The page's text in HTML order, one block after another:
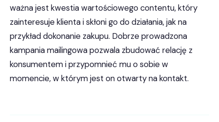
ważna jest kwestia wartościowego contentu, który
zainteresuje klienta i skłoni go do działania, jak na
przykład dokonanie zakupu. Dobrze prowadzona
kampania mailingowa pozwala zbudować relację z
konsumentem i przypomnieć mu o sobie w
momencie, w którym jest on otwarty na kontakt.